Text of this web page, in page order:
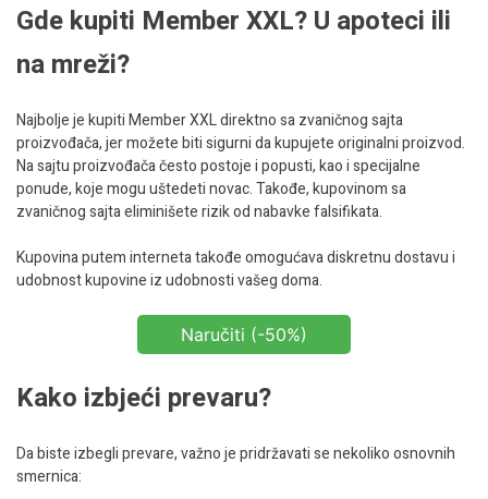
Gde kupiti Member XXL? U apoteci ili
na mreži?
Najbolje je kupiti Member XXL direktno sa zvaničnog sajta
proizvođača, jer možete biti sigurni da kupujete originalni proizvod.
Na sajtu proizvođača često postoje i popusti, kao i specijalne
ponude, koje mogu uštedeti novac. Takođe, kupovinom sa
zvaničnog sajta eliminišete rizik od nabavke falsifikata.
Kupovina putem interneta takođe omogućava diskretnu dostavu i
udobnost kupovine iz udobnosti vašeg doma.
Naručiti (-50%)
Kako izbjeći prevaru?
Da biste izbegli prevare, važno je pridržavati se nekoliko osnovnih
smernica: